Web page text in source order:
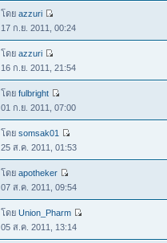
โดยazzuri
17 ก.ย. 2011, 00:24
โดยazzuri
16 ก.ย. 2011, 21:54
โดยfulbright
01 ก.ย. 2011, 07:00
โดยsomsak01
25 ส.ค. 2011, 01:53
โดยapotheker
07 ส.ค. 2011, 09:54
โดยUnion_Pharm
05 ส.ค. 2011, 13:14